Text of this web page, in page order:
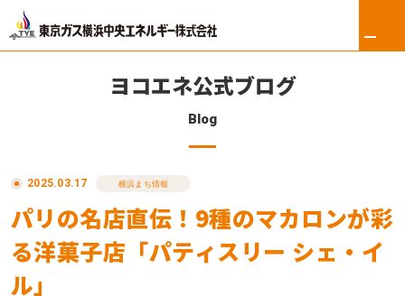
リフォーム
東京ガス修理サービス
東京ガスの電気
ヨコエネ公式ブログ
Blog
2025.03.17 横浜まち情報
パリの名店直伝！9種のマカロンが彩
る洋菓子店「パティスリー シェ・イ
ル」